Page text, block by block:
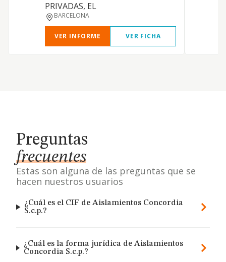
PRIVADAS, EL
BARCELONA
VER INFORME VER FICHA
Preguntas
frecuentes
Estas son alguna de las preguntas que se
hacen nuestros usuarios
¿Cuál es el CIF de Aislamientos Concordia
S.c.p.?
¿Cuál es la forma jurídica de Aislamientos
Concordia S.c.p.?